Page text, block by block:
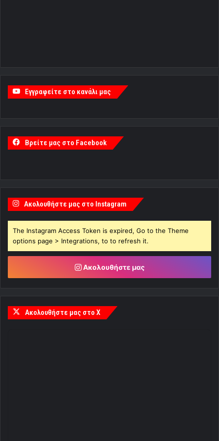
Εγγραφείτε στο κανάλι μας
Βρείτε μας στο Facebook
Ακολουθήστε μας στο Instagram
The Instagram Access Token is expired, Go to the Theme
options page > Integrations, to to refresh it.
Ακολουθήστε μας
Ακολουθήστε μας στο X